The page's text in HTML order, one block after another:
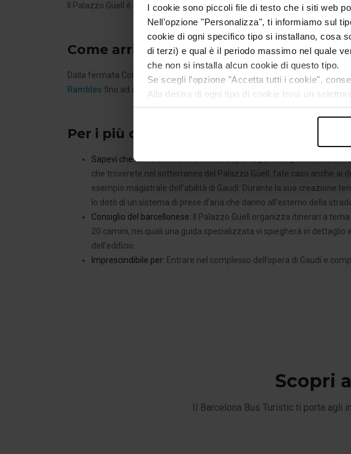
I cookie sono piccoli file di testo che i siti web
Nell'opzione "Personalizza", ti informiamo sul
cookie di ogni specifico tipo si installano, cosa
di terzi) e qual è il periodo massimo nel quale
che non si installa alcun cookie di questo tipo.
Se scegli l'opzione "Accetta tutti i cookie",
Alla destra di ogni tipo di cookie trovi un
Dopo aver indicato tutte le tue preferenze,
ricordare le tue opzioni di navigazione (come la
navigarvi. Puoi consultare la nostra
In qualsiasi momento durante la navigazione
Il Palazzo Güell è stato dichiarato Patrimonio Mondiale dell’UNESCO nel
Come arrivare al Palazzo Güell?
Dalla fermata Colón – Museu Marítim del Percorso Rosso del Barcelona
Rambles fino ad arrivare a Carrer Nou de la Rambla, dove si trova il Palazzo
Per i più curiosi
Sapevi che:Oltre a rimanere a bocca aperta per le imponenti
che troverete nel sotterraneo del Palazzo Güell, fate caso anche ai
esempio magistrale dell’abilità di Gaudí. Durante la sua creazione
lo dotò di un sistema di prese d’aria che danno all’esterno della
Consiglio del barcellonese:
Il Palazzo Güell organizza itinerari a
20 camini, nei quali una guida specializzata vi spiegherà in dettaglio
dell’edificio.
Imprescindibile per: Entrare nel complesso dell’opera di Gaudí e
Scopri
Il Barcelona Bus Turístic ti porta agli